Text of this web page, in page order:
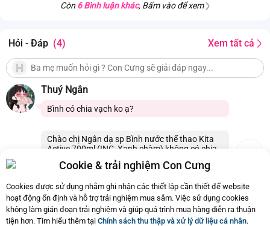
Còn 6 Bình luận khác, Bấm vào để xem
Hỏi - Đáp (4) Xem tất cả
Thuý Ngân
Bình có chia vạch ko ạ?
Chào chị Ngân dạ sp Bình nước thể thao Kita
Active 700ml (INC, Xanh chàm) không có chia
vạch ạ. Con Cưng xin cảm ơn.
0
Còn4 Hỏi - Đáp khác, Bấm vào để xem
Cookie & trải nghiệm Con Cưng
Cookies được sử dụng nhằm ghi nhận các thiết lập cần thiết để website
hoạt động ổn định và hỗ trợ trải nghiệm mua sắm. Việc sử dụng cookies
không làm gián đoạn trải nghiệm và giúp quá trình mua hàng diễn ra thuận
tiện hơn. Tìm hiểu thêm tại Chính sách thu thập và xử lý dữ liệu cá nhân.